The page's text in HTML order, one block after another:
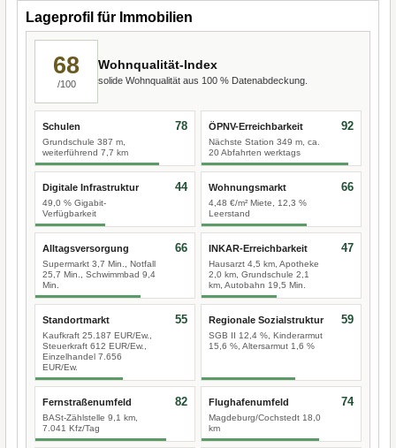
Lageprofil für Immobilien
68
/100
Wohnqualität-Index
solide Wohnqualität aus 100 % Datenabdeckung.
Schulen
Grundschule 387 m,
weiterführend 7,7 km
78 ÖPNV-Erreichbarkeit
Nächste Station 349 m, ca.
20 Abfahrten werktags
92
Digitale Infrastruktur
49,0 % Gigabit-
Verfügbarkeit
44 Wohnungsmarkt
4,48 €/m² Miete, 12,3 %
Leerstand
66
Alltagsversorgung
Supermarkt 3,7 Min., Notfall
25,7 Min., Schwimmbad 9,4
Min.
66 INKAR-Erreichbarkeit
Hausarzt 4,5 km, Apotheke
2,0 km, Grundschule 2,1
km, Autobahn 19,5 Min.
47
Standortmarkt
Kaufkraft 25.187 EUR/Ew.,
Steuerkraft 612 EUR/Ew.,
Einzelhandel 7.656
EUR/Ew.
55 Regionale Sozialstruktur
SGB II 12,4 %, Kinderarmut
15,6 %, Altersarmut 1,6 %
59
Fernstraßenumfeld
BASt-Zählstelle 9,1 km,
7.041 Kfz/Tag
82 Flughafenumfeld
Magdeburg/Cochstedt 18,0
km
74